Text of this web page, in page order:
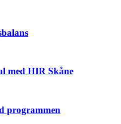
med HIR Skåne
programmen